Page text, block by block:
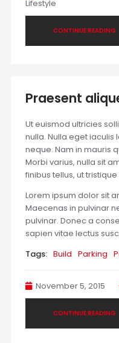
Lifestyle
CONTINUE READING
Praesent
Ut euismod ultricies
nulla. Nulla eget iaculis
neque. Nam in mauris
Morbi varius, nulla sit
finibus tellus, ut
Lorem ipsum dolor sit
Maecenas in pulvinar
pulvinar. Donec a
sapien vitae lectus
Tags: Build Parking
November 5, 2015
CONTINUE READING